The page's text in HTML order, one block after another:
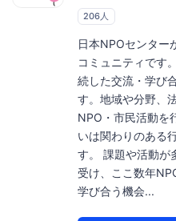
206人
日本NPOセンター
コミュニティです
続した交流・学び
す。地域や分野、
NPO・市民活動を
いは関わりのある
す。 課題や活動が
受け、ここ数年
学び合う機会...